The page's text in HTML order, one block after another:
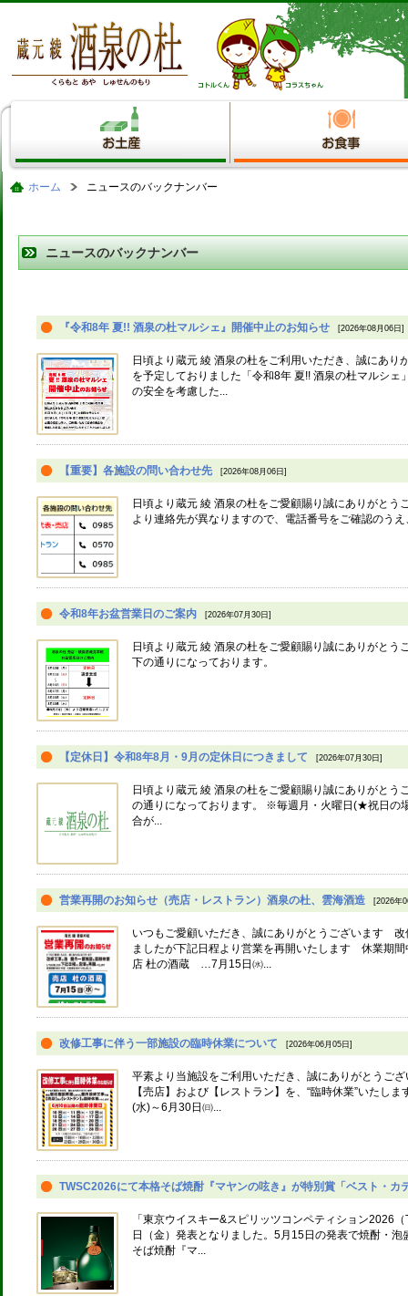
ホーム ニュースのバックナンバー
ニュースのバックナンバー
『令和8年 夏!! 酒泉の杜マルシェ』開催中止のお知らせ [2026年08月06日]
日頃より蔵元 綾 酒泉の杜をご利用いただき、誠にあ
を予定しておりました「令和8年 夏!! 酒泉の杜マルシ
の安全を考慮した...
【重要】各施設の問い合わせ先 [2026年08月06日]
日頃より蔵元 綾 酒泉の杜をご愛顧賜り誠にありがと
より連絡先が異なりますので、電話番号をご確認のう
令和8年お盆営業日のご案内 [2026年07月30日]
日頃より蔵元 綾 酒泉の杜をご愛顧賜り誠にありがと
下の通りになっております。
【定休日】令和8年8月・9月の定休日につきまして [2026年07月30日]
日頃より蔵元 綾 酒泉の杜をご愛顧賜り誠にありがと
の通りになっております。 ※毎週月・火曜日(★祝
合が...
営業再開のお知らせ（売店・レストラン）酒泉の杜、雲海酒造 [2026年
いつもご愛顧いただき、誠にありがとうございます
ましたが下記日程より営業を再開いたします 休業期
店 杜の酒蔵 …7月15日㈬...
改修工事に伴う一部施設の臨時休業について [2026年06月05日]
平素より当施設をご利用いただき、誠にありがとうご
【売店】および【レストラン】を、“臨時休業”いたし
(水)～6月30日㈰...
TWSC2026にて本格そば焼酎『マヤンの呟き』が特別賞「ベスト・カ
「東京ウイスキー&スピリッツコンペティション2026
日（金）発表となりました。5月15日の発表で焼酎・
そば焼酎『マ...